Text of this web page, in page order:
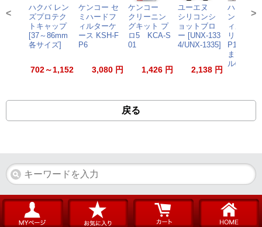
ハクバ レン
ズプロテク
トキャップ
[37～86mm
各サイズ]
702～1,152
ケンコー セ
ミハードフ
ィルターケ
ース KSH-F
P6
3,080 円
ケンコー
クリーニン
グキット プ
ロ5 KCA-S
01
1,426 円
ユーエヌ
シリコンシ
ョットブロ
ー [UNX-133
4/UNX-1335]
2,138 円
ハクバ
ンズペン
ィルター
リア
P14 ★8/
までのセ
ル特価★
< >
戻る